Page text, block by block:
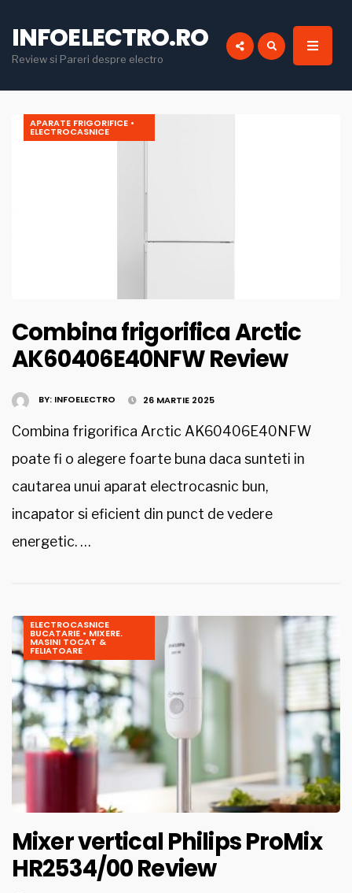
INFOELECTRO.RO
Review si Pareri despre electro
APARATE FRIGORIFICE •
ELECTROCASNICE
Combina frigorifica Arctic
AK60406E40NFW Review
BY: INFOELECTRO 26 MARTIE 2025
Combina frigorifica Arctic AK60406E40NFW
poate fi o alegere foarte buna daca sunteti in
cautarea unui aparat electrocasnic bun,
incapator si eficient din punct de vedere
energetic. …
ELECTROCASNICE
BUCATARIE • MIXERE.
MASINI TOCAT &
FELIATOARE
Mixer vertical Philips ProMix
HR2534/00 Review